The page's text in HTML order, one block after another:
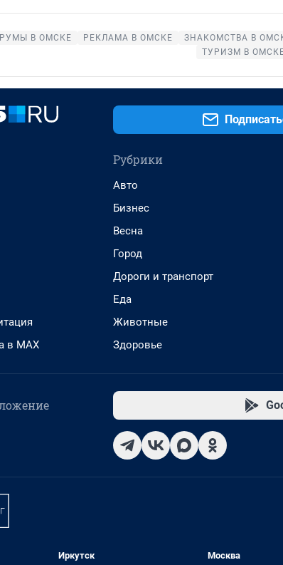
В ОМСКЕ РЕКЛАМА В ОМСКЕ ЗНАКОМСТВА В
ТУРИЗМ В
в MAX
Рубрики
Авто
Бизнес
Весна
Город
Дороги и транспорт
Еда
Животные
Здоровье
Иркутск Москва